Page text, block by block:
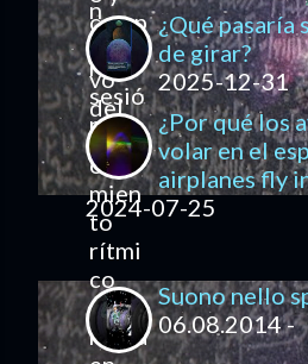
¿Qué pasaría
de girar?
2025-12-31
¿Por qué los
volar en el
airplanes fly
2024-07-25
Suono nello
06.08.2014 -